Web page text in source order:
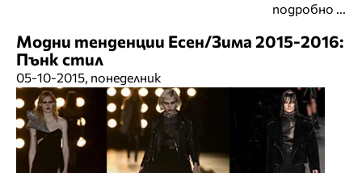
подробно ...
Модни тенденции Есен/Зима 2015-2016:
Пънк стил
05-10-2015, понеделник